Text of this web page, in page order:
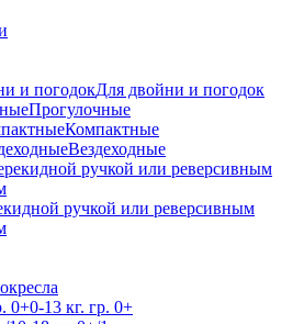
Для двойни и погодок
Прогулочные
Компактные
Вездеходные
ручкой или реверсивным
0-13 кг. гр. 0+